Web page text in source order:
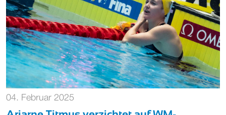
04. Februar 2025